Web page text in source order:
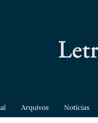
Arquivos Notícias